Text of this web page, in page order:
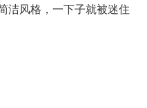
洁风格，一下子就被迷住